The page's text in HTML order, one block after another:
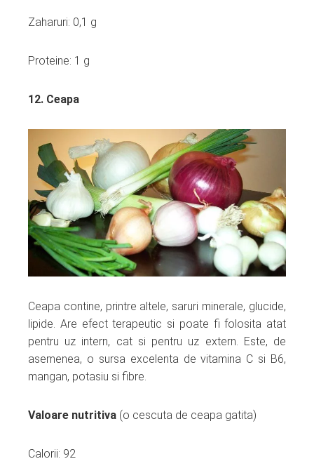
Zaharuri: 0,1 g
Proteine: 1 g
12. Ceapa
Ceapa contine, printre altele, saruri minerale, glucide,
lipide. Are efect terapeutic si poate fi folosita atat
pentru uz intern, cat si pentru uz extern. Este, de
asemenea, o sursa excelenta de vitamina C si B6,
mangan, potasiu si fibre.
Valoare nutritiva (o cescuta de ceapa gatita)
Calorii: 92